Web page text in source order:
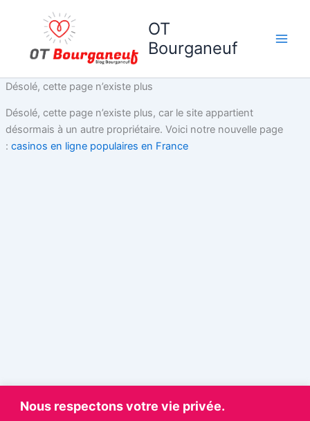
Nous respectons votre vie privée.
OT
Bourganeuf
Désolé, cette page n’existe plus
Désolé, cette page n’existe plus, car le site appartient
désormais à un autre propriétaire. Voici notre nouvelle page
: casinos en ligne populaires en France